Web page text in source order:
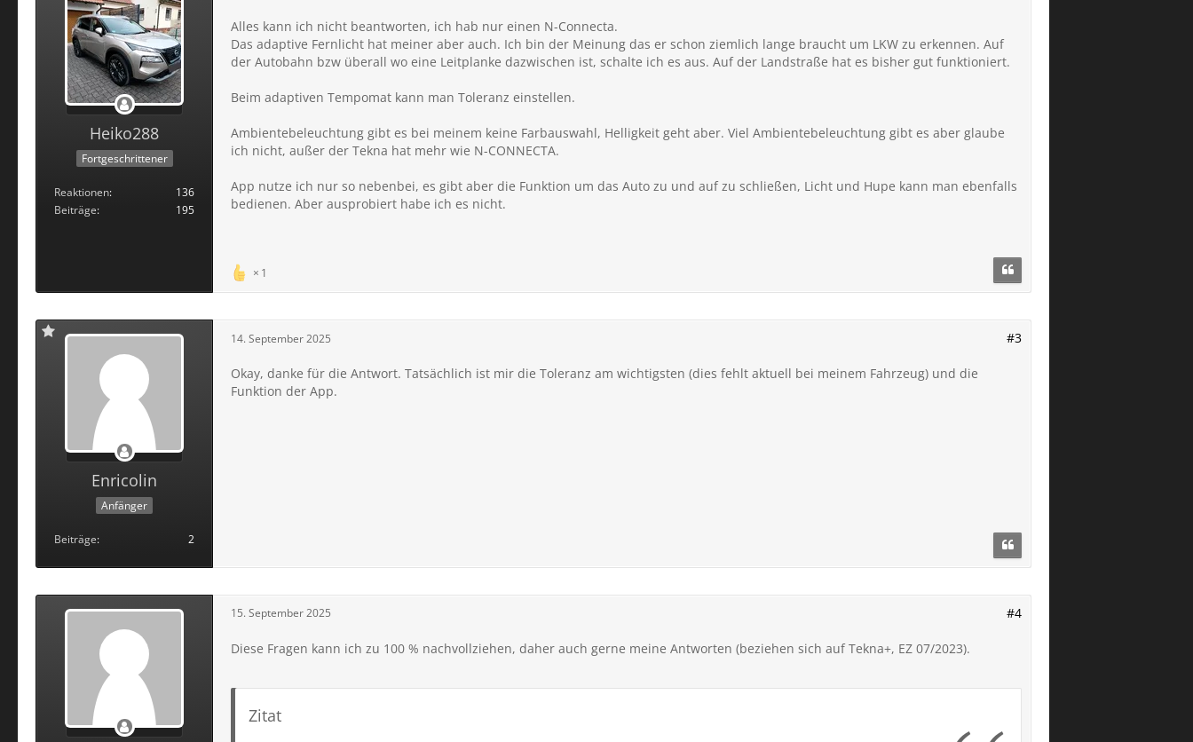
Heiko288
Fortgeschrittener
Reaktionen
136
Beiträge
195
Alles kann ich nicht beantworten, ich hab nur einen N-Connecta.
Das adaptive Fernlicht hat meiner aber auch. Ich bin der Meinung das er schon ziemlich lange braucht um LKW zu erkennen. Auf
der Autobahn bzw überall wo eine Leitplanke dazwischen ist, schalte ich es aus. Auf der Landstraße hat es bisher gut funktioniert.
Beim adaptiven Tempomat kann man Toleranz einstellen.
Ambientebeleuchtung gibt es bei meinem keine Farbauswahl, Helligkeit geht aber. Viel Ambientebeleuchtung gibt es aber glaube
ich nicht, außer der Tekna hat mehr wie N-CONNECTA.
App nutze ich nur so nebenbei, es gibt aber die Funktion um das Auto zu und auf zu schließen, Licht und Hupe kann man ebenfalls
bedienen. Aber ausprobiert habe ich es nicht.
1
Enricolin
Anfänger
Beiträge 2
14. September 2025 #3
Okay, danke für die Antwort. Tatsächlich ist mir die Toleranz am wichtigsten (dies fehlt aktuell bei meinem Fahrzeug) und die
Funktion der App.
15. September 2025 #4
Diese Fragen kann ich zu 100 % nachvollziehen, daher auch gerne meine Antworten (beziehen sich auf Tekna+, EZ 07/2023).
Zitat